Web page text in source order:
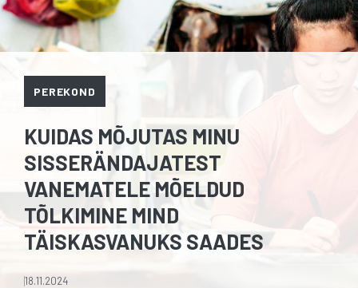
PEREKOND
KUIDAS MÕJUTAS MINU
SISSERÄNDAJATEST
VANEMATELE MÕELDUD
TÕLKIMINE MIND
TÄISKASVANUKS SAADES
18.11.2024